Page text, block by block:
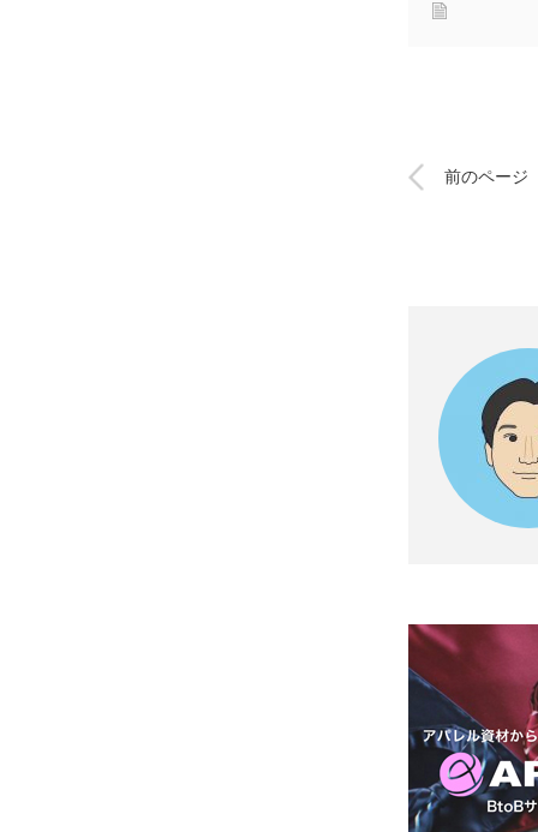
前のページ